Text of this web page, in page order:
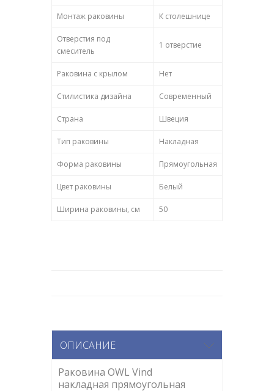
Монтаж раковины К столешнице
Отверстия под
смеситель
1 отверстие
Раковина с крылом Нет
Стилистика дизайна Современный
Страна Швеция
Тип раковины Накладная
Форма раковины Прямоугольная
Цвет раковины Белый
Ширина раковины, см 50
ОПИСАНИЕ
Раковина OWL Vind
накладная прямоугольная